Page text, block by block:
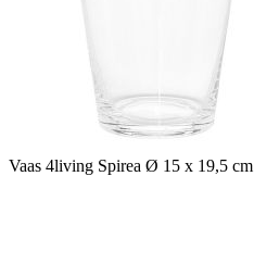
Vaas 4living Spirea Ø 15 x 19,5 cm